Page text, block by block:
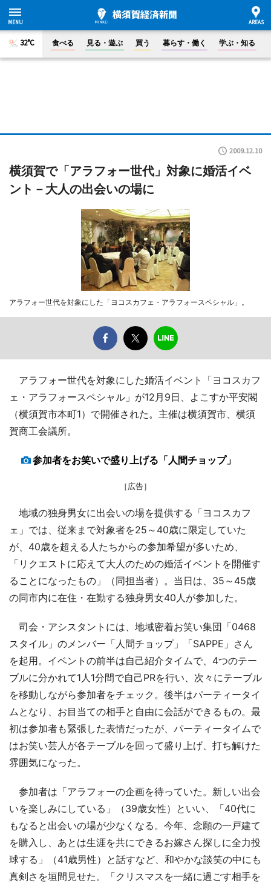
32°C 食べる 見る・遊ぶ 買う 暮らす・働く 学ぶ・知る
2009.12.10
横須賀で「アラフォー世代」対象に婚活イベ
ント－大人の出会いの場に
アラフォー世代を対象にした「ヨコスカフェ・アラフォースペシャル」。
アラフォー世代を対象にした婚活イベント「ヨコスカフ
ェ・アラフォースペシャル」が12月9日、よこすか平安閣
（横須賀市本町1）で開催された。主催は横須賀市、横須
賀商工会議所。
参加者をお笑いで盛り上げる「人間チョップ」
［広告］
地域の独身男女に出会いの場を提供する「ヨコスカフ
ェ」では、従来まで対象者を25～40歳に限定していた
が、40歳を超える人たちからの参加希望が多いため、
「リクエストに応えて大人のための婚活イベントを開催す
ることになったもの」（同担当者）。当日は、35～45歳
の同市内に在住・在勤する独身男女40人が参加した。
司会・アシスタントには、地域密着お笑い集団「0468
スタイル」のメンバー「人間チョップ」「SAPPE」さん
を起用。イベントの前半は自己紹介タイムで、4つのテー
ブルに分かれて1人1分間で自己PRを行い、次々にテーブル
を移動しながら参加者をチェック。後半はパーティータイ
ムとなり、お目当ての相手と自由に会話ができるもの。最
初は参加者も緊張した表情だったが、パーティータイムで
はお笑い芸人が各テーブルを回って盛り上げ、打ち解けた
雰囲気になった。
参加者は「アラフォーの企画を待っていた。新しい出会
いを楽しみにしている」（39歳女性）といい、「40代に
もなると出会いの場が少なくなる。今年、念願の一戸建て
を購入し、あとは生涯を共にできるお嫁さん探しに全力投
球する」（41歳男性）と話すなど、和やかな談笑の中にも
真剣さを垣間見せた。「クリスマスを一緒に過ごす相手を